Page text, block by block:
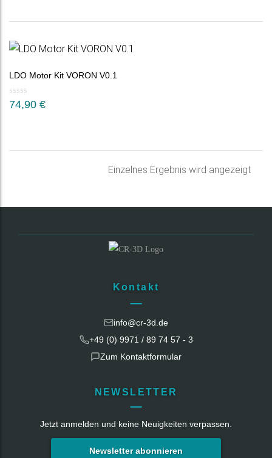
LDO Motor Kit VORON V0.1
74,90 €
Einzelnes Ergebnis wird angezeigt
Kontakt
info@cr-3d.de
+49 (0) 9971 / 89 74 57 - 3
Zum Kontaktformular
NEWSLETTER
Jetzt anmelden und keine Neuigkeiten verpassen.
Newsletter abonnieren